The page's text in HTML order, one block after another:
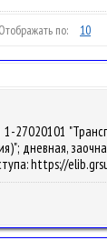
Отображать по: 10
27020101
дневная,
https://